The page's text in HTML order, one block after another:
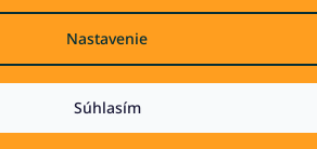
Nastavenie
Súhlasím